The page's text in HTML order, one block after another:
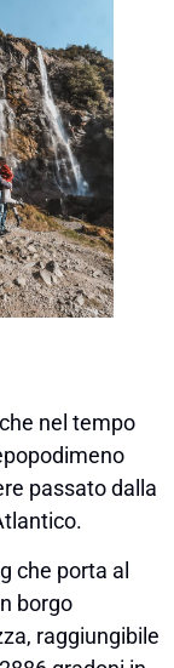
nel tempo
passato dalla
che porta al
borgo
raggiungibile